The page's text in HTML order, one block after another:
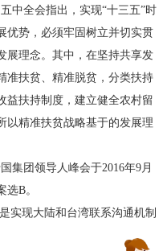
中全会指出，实现“十三五”时
优势，必须牢固树立并切实贯
展理念。其中，在坚持共享发
准扶贫、精准脱贫，分类扶持
益扶持制度，建立健全农村留
以精准扶贫战略基于的发展理
集团领导人峰会于2016年9月
B。
实现大陆和台湾联系沟通机制